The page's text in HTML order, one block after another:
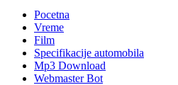
Pocetna
Vreme
Film
Specifikacije automobila
Mp3 Download
Webmaster Bot